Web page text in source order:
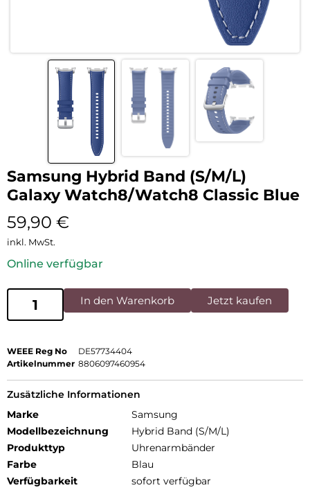
Samsung Hybrid Band (S/M/L)
Galaxy Watch8/Watch8 Classic Blue
59,90 €
inkl. MwSt.
Online verfügbar
In den Warenkorb Jetzt kaufen
WEEE Reg No
DE57734404
Artikelnummer 8806097460954
Zusätzliche Informationen
Marke
Samsung
Modellbezeichnung
Hybrid Band (S/M/L)
Produkttyp
Uhrenarmbänder
Farbe
Blau
Verfügbarkeit
sofort verfügbar